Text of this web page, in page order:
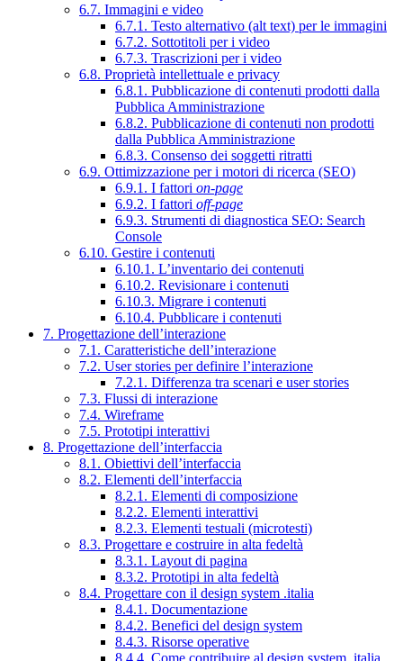
6.7. Immagini e video
6.7.1. Testo alternativo (alt text) per le immagini
6.7.2. Sottotitoli per i video
6.7.3. Trascrizioni per i video
6.8. Proprietà intellettuale e privacy
6.8.1. Pubblicazione di contenuti prodotti dalla
Pubblica Amministrazione
6.8.2. Pubblicazione di contenuti non prodotti
dalla Pubblica Amministrazione
6.8.3. Consenso dei soggetti ritratti
6.9. Ottimizzazione per i motori di ricerca (SEO)
6.9.1. I fattori on-page
6.9.2. I fattori off-page
6.9.3. Strumenti di diagnostica SEO: Search
Console
6.10. Gestire i contenuti
6.10.1. L’inventario dei contenuti
6.10.2. Revisionare i contenuti
6.10.3. Migrare i contenuti
6.10.4. Pubblicare i contenuti
7. Progettazione dell’interazione
7.1. Caratteristiche dell’interazione
7.2. User stories per definire l’interazione
7.2.1. Differenza tra scenari e user stories
7.3. Flussi di interazione
7.4. Wireframe
7.5. Prototipi interattivi
8. Progettazione dell’interfaccia
8.1. Obiettivi dell’interfaccia
8.2. Elementi dell’interfaccia
8.2.1. Elementi di composizione
8.2.2. Elementi interattivi
8.2.3. Elementi testuali (microtesti)
8.3. Progettare e costruire in alta fedeltà
8.3.1. Layout di pagina
8.3.2. Prototipi in alta fedeltà
8.4. Progettare con il design system .italia
8.4.1. Documentazione
8.4.2. Benefici del design system
8.4.3. Risorse operative
8.4.4. Come contribuire al design system .italia